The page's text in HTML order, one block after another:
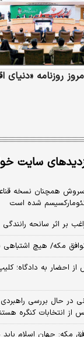
روزنامه «دنیای‌
سایت
همچنان نسخه
شده است
بر اثر سانحه رانندگی
مکه/ هیچ
از احضار به دادگاه؛
در حال بررسی
از انتخابات کنگره